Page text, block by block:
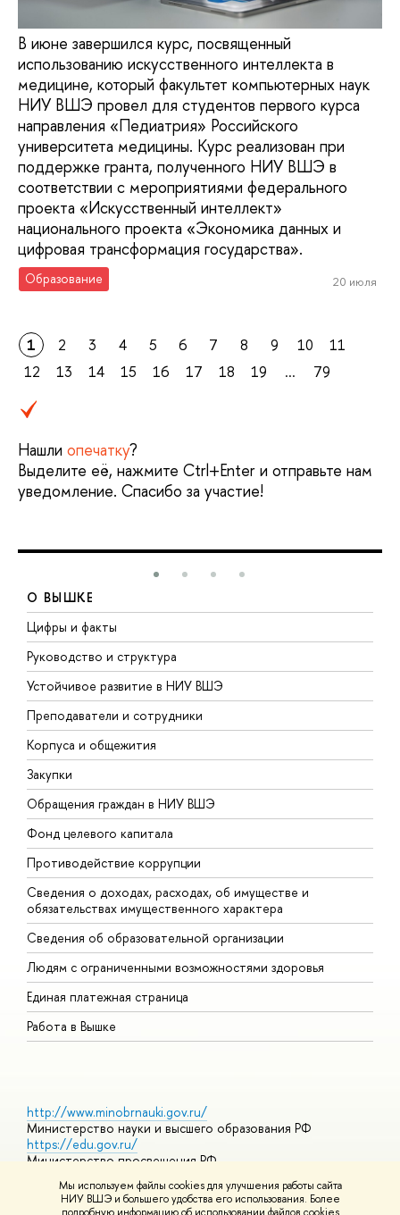
Мы используем файлы cookies для улучшения работы сайта
НИУ ВШЭ и большего удобства его использования. Более
В июне завершился курс, посвященный
использованию искусственного интеллекта в
медицине, который факультет компьютерных наук
НИУ ВШЭ провел для студентов первого курса
направления «Педиатрия» Российского
университета медицины. Курс реализован при
поддержке гранта, полученного НИУ ВШЭ в
соответствии с мероприятиями федерального
проекта «Искусственный интеллект»
национального проекта «Экономика данных и
цифровая трансформация государства».
Образование 20 июля
1 2 3 4 5 6 7 8 9 10
11
12
13 14 15 16 17 18 19 ... 79
Нашли опечатку?
Выделите её, нажмите Ctrl+Enter и отправьте нам
уведомление. Спасибо за участие!
О ВЫШКЕ
Цифры и факты
Руководство и структура
Устойчивое развитие в НИУ ВШЭ
Преподаватели и сотрудники
Корпуса и общежития
Закупки
Обращения граждан в НИУ ВШЭ
Фонд целевого капитала
Противодействие коррупции
Сведения о доходах, расходах, об имуществе и
обязательствах имущественного характера
Сведения об образовательной организации
Людям с ограниченными возможностями здоровья
Единая платежная страница
Работа в Вышке
http://www.minobrnauki.gov.ru/
Министерство науки и высшего образования РФ
https://edu.gov.ru/
Министерство просвещения РФ
Массовые открытые онлайн-курсы